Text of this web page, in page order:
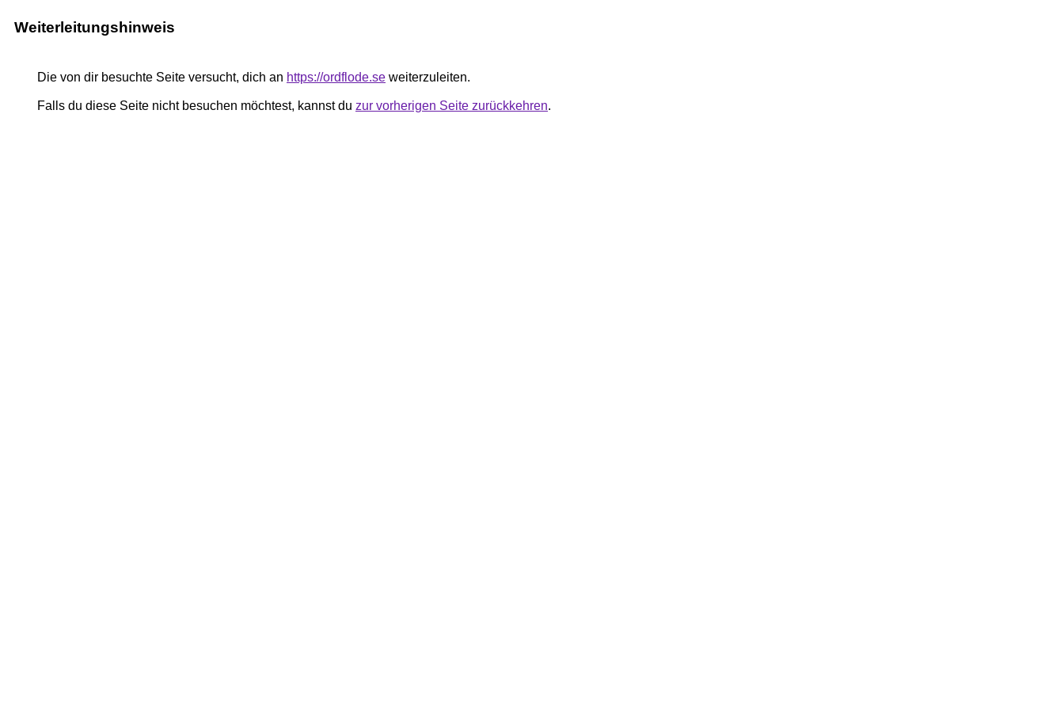
Weiterleitungshinweis
Die von dir besuchte Seite versucht, dich an https://ordflode.se weiterzuleiten.
Falls du diese Seite nicht besuchen möchtest, kannst du zur vorherigen Seite zurückkehren.